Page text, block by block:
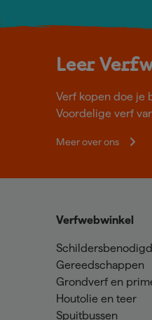
Leer
Verf kopen doe je
Voordelige verf
Meer over ons
Verfwebwinkel
Gereedschappen
Grondverf en
Houtolie en teer
Spuitbussen